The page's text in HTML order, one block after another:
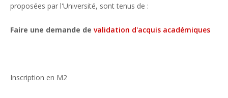
proposées par l'Université, sont tenus de :
Faire une demande de validation d'acquis académiques
Inscription en M2